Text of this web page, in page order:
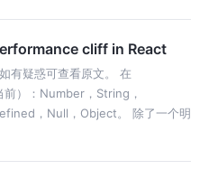
cliff in React
有疑惑可查看原文。 在
）：Number，String，
，Null，Object。 除了一个明
…